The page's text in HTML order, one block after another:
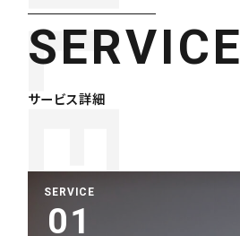
SERVICE
サービス詳細
SERVICE
01